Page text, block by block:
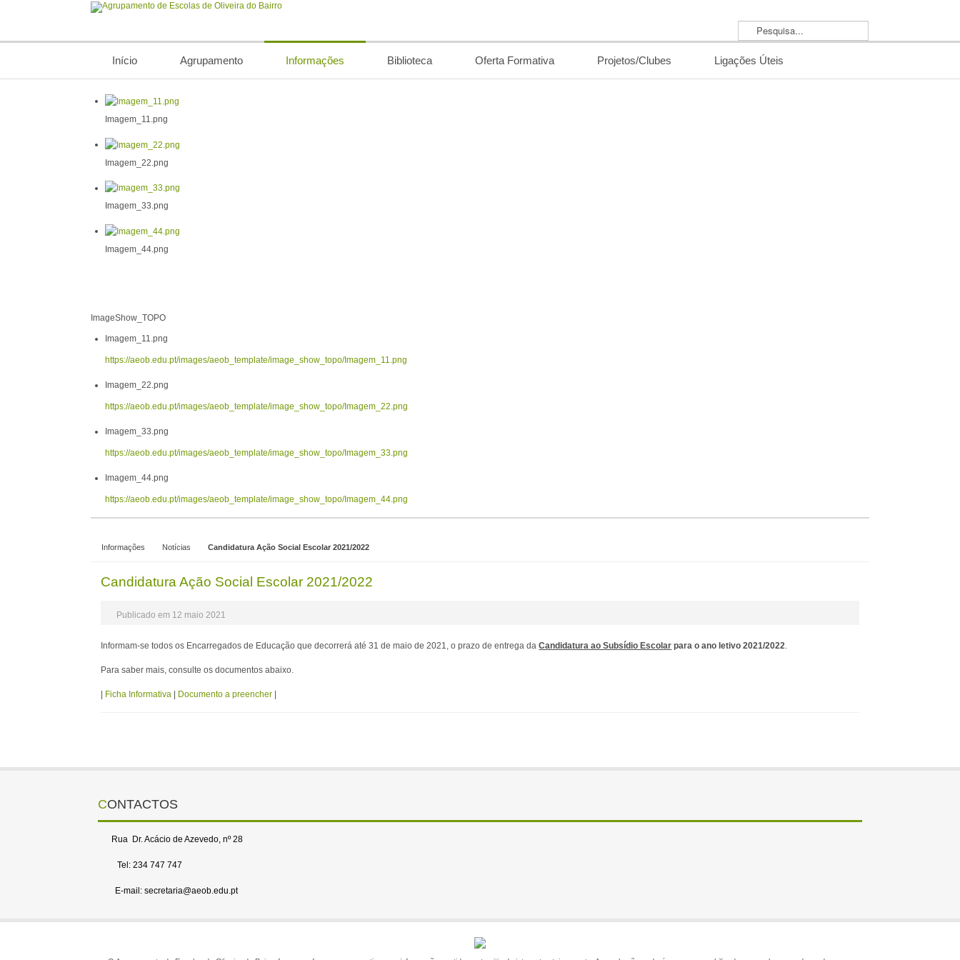
Pesquisa...
Início Agrupamento Informações Biblioteca Oferta Formativa Projetos/Clubes Ligações Úteis
Imagem_11.png
Imagem_22.png
Imagem_33.png
Imagem_44.png
ImageShow_TOPO
Imagem_11.png
https://aeob.edu.pt/images/aeob_template/image_show_topo/Imagem_11.png
Imagem_22.png
https://aeob.edu.pt/images/aeob_template/image_show_topo/Imagem_22.png
Imagem_33.png
https://aeob.edu.pt/images/aeob_template/image_show_topo/Imagem_33.png
Imagem_44.png
https://aeob.edu.pt/images/aeob_template/image_show_topo/Imagem_44.png
Informações Notícias Candidatura Ação Social Escolar 2021/2022
Candidatura Ação Social Escolar 2021/2022
Publicado em 12 maio 2021
Informam-se todos os Encarregados de Educação que decorrerá até 31 de maio de 2021, o prazo de entrega daCandidatura ao Subsídio Escolar para o ano letivo 2021/2022.
Para saber mais, consulte os documentos abaixo.
Ficha Informativa Documento a preencher
CONTACTOS
Rua Dr. Acácio de Azevedo, nº 28
Tel: 234 747 747
E-mail: secretaria@aeob.edu.pt